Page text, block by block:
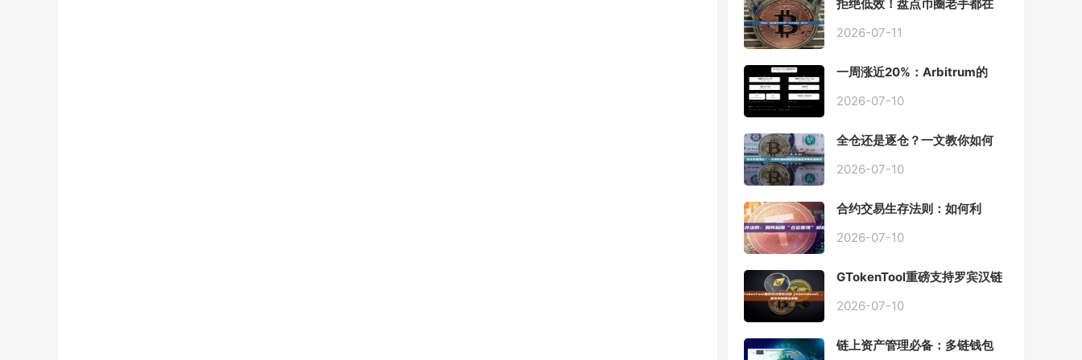
拒绝低效！盘点币圈老手都在
具
2026-07-11
一周涨近20%：Arbitrum的
Chain一夜盘活
2026-07-10
全仓还是逐仓？一文教你如何
2026-07-10
合约交易生存法则：如何利
2026-07-10
GTokenTool重磅支持罗宾汉链
程全解析
2026-07-10
链上资产管理必备：多链钱包